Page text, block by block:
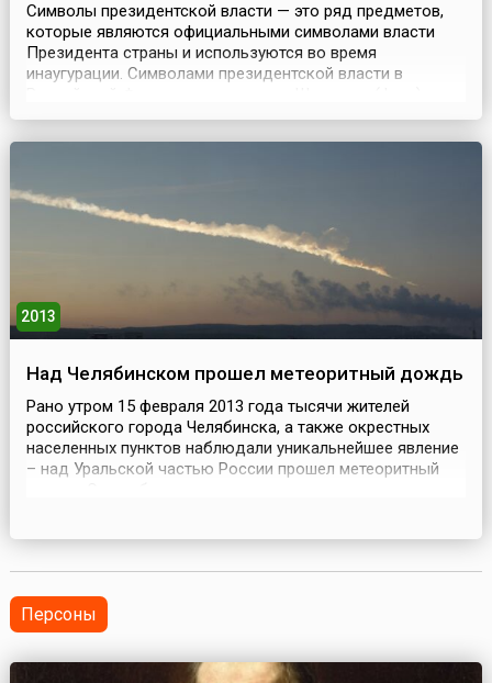
Символы президентской власти — это ряд предметов,
которые являются официальными символами власти
Президента страны и используются во время
инаугурации. Символами президентской власти в
Президента РФ и Знак Президента РФ.Штандарт как
2013
Над Челябинском прошел метеоритный дождь
Рано утром 15 февраля 2013 года тысячи жителей
российского города Челябинска, а также окрестных
населенных пунктов наблюдали уникальнейшее явление
– над Уральской частью России прошел метеоритный
7.30 по москов...
Персоны